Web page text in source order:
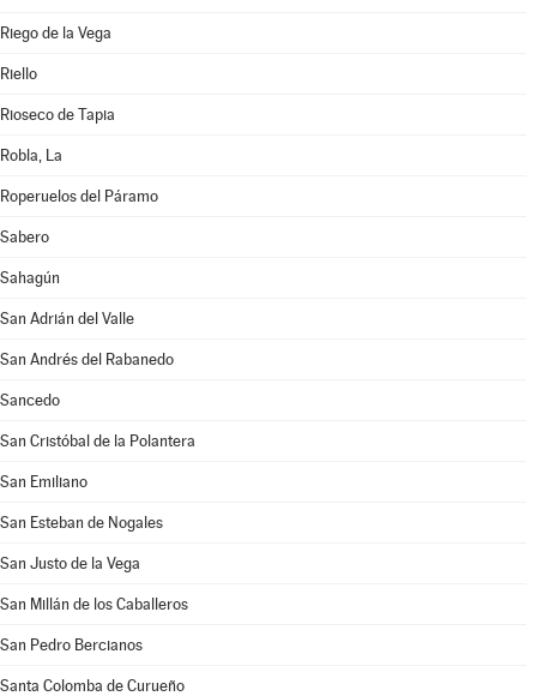
Riego de la Vega
Riello
Rioseco de Tapia
Robla, La
Roperuelos del Páramo
Sabero
Sahagún
San Adrián del Valle
San Andrés del Rabanedo
Sancedo
San Cristóbal de la Polantera
San Emiliano
San Esteban de Nogales
San Justo de la Vega
San Millán de los Caballeros
San Pedro Bercianos
Santa Colomba de Curueño